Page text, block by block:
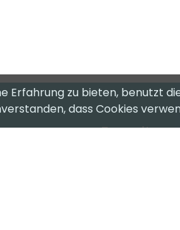
Favoriten
Erfahrung zu bieten, benutzt
dass Cookies